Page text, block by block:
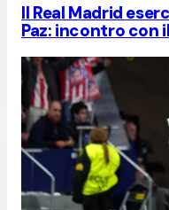
Il Real Madrid
Paz: incontro con